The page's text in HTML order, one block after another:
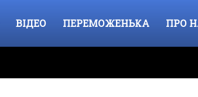
ВІДЕО ПЕРЕМОЖЕНЬКА ПРО